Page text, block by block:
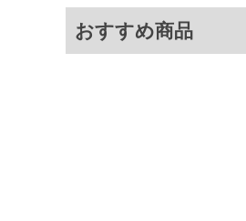
※上記サ
商品付属
※当店で
寄せ等に
限に努め
※【ボト
裾上げ料
おすすめ商品